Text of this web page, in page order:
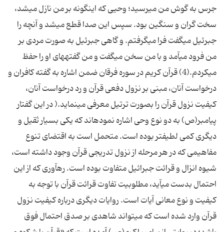
جرس به گوش من مى‏رسید؛ وحیى كه اینگونه بر من نازل مى‏شد،
سخت گران و سنگین بود. سپس این صدا قطع مى‏شد و آنچه را
جبرئیل مى‏گفت فرا مى‏گرفتم. و گاهى جبرئیل به صورت مردى بر
من فرود مى‏آمد و با من سخن مى‏گفت و من گفته‏هاى او را حفظ
مى‏كردم.(4) قرآن كریم در سوره فرقان ضمن اشاره به گفته كافران و
درخواست آنان، مبنى بر نزول دفعى قرآن و رد درخواست آنان،
كیفیت نزول قرآن را بصورت ترتیل معرفى مى‏نماید.( در این گفتار
پیامبر(ص) به دو نوع وحى اشاره نموده‏اند كه یكى بسیار ثقیل و
دیگرى كمى لطیف‏تر بوده است. متحمل است به اقتضاى تنوع
مفاهیمى كه در هر مرحله از نزول تدریجى قرآن وجود داشته است،
شیوه انزال و قرائت جبرائیل متفاوت بوده است. ره‏آورى كه از این
احتمال بدست مى‏آید، مطلوبیت تفاوت قرائت قرآن با توجه به
كیفیت و نوع معانى آیات است. روایات دیگرى درباره كیفیت نزول
قرآن وارد شده است كه مى‏تواند شاهدى بر صدق احتمال فوق